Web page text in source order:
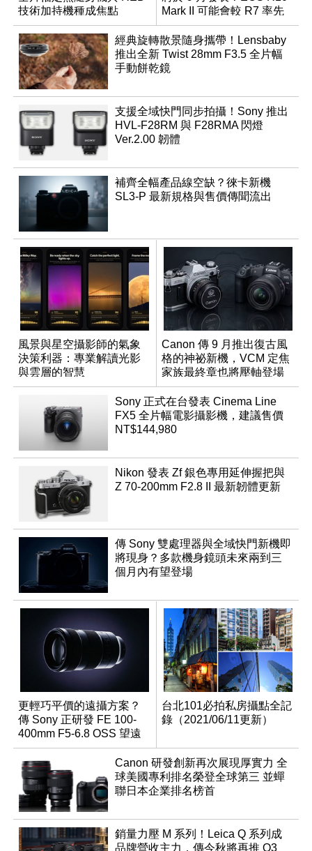
技術加持機種成焦點
Mark II 可能會較 R7 率先
推出
經典旋轉散景隨身攜帶！Lensbaby
推出全新 Twist 28mm F3.5 全片幅
手動餅乾鏡
支援全域快門同步拍攝！Sony 推出
HVL-F28RM 與 F28RMA 閃燈
Ver.2.00 韌體
補齊全幅產品線空缺？徠卡新機
SL3-P 最新規格與售價傳聞流出
風景與星空攝影師的氣象
決策利器：專業解讀光影
與雲層的智慧
App「Atmos」登場
Canon 傳 9 月推出復古風
格的神祕新機，VCM 定焦
家族最終章也將壓軸登場
Sony 正式在台發表 Cinema Line
FX5 全片幅電影攝影機，建議售價
NT$144,980
Nikon 發表 Zf 銀色專用延伸握把與
Z 70-200mm F2.8 II 最新韌體更新
傳 Sony 雙處理器與全域快門新機即
將現身？多款機身鏡頭未來兩到三
個月內有望登場
更輕巧平價的遠攝方案？
傳 Sony 正研發 FE 100-
400mm F5-6.8 OSS 望遠
變焦鏡頭
台北101必拍私房攝點全記
錄（2021/06/11更新）
Canon 研發創新再次展現厚實力 全
球美國專利排名榮登全球第三 並蟬
聯日本企業排名榜首
銷量力壓 M 系列！Leica Q 系列成
品牌營收主力，傳今秋將再推 Q3